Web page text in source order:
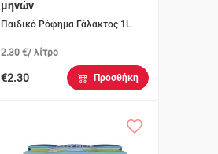
μηνών
Παιδικό Ρόφημα Γάλακτος 1L
2.30 €/ λίτρο
€2.30 Προσθήκη